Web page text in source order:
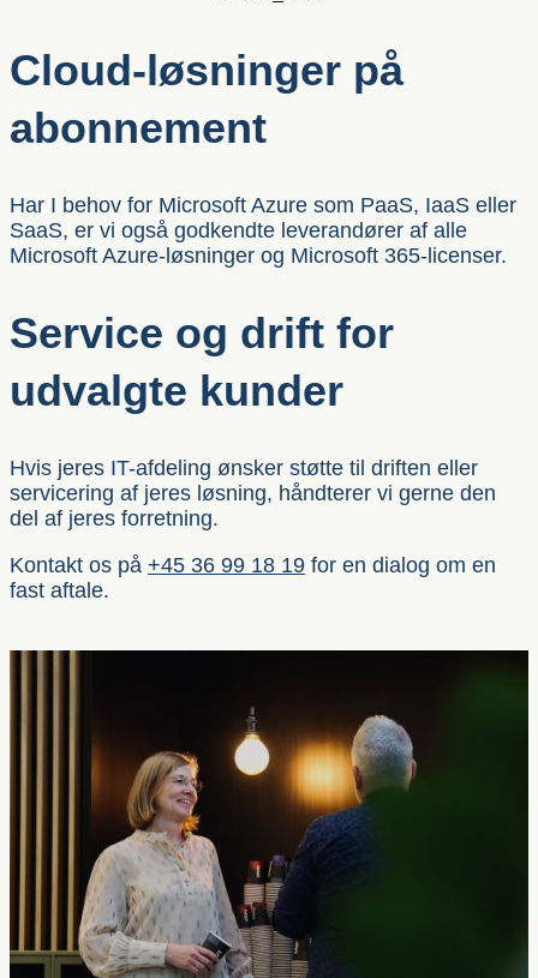
Cloud-løsninger på
abonnement
Har I behov for Microsoft Azure som PaaS, IaaS eller
SaaS, er vi også godkendte leverandører af alle
Microsoft Azure-løsninger og Microsoft 365-licenser.
Service og drift for
udvalgte kunder
Hvis jeres IT-afdeling ønsker støtte til driften eller
servicering af jeres løsning, håndterer vi gerne den
del af jeres forretning.
Kontakt os på +45 36 99 18 19 for en dialog om en
fast aftale.